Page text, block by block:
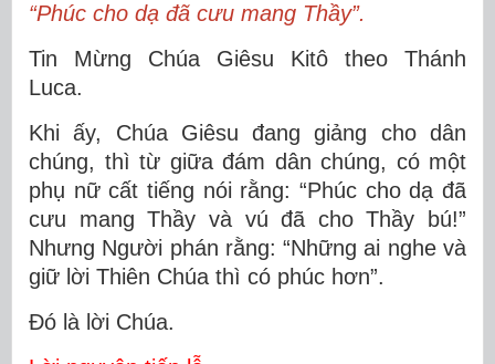
“Phúc cho dạ đã cưu mang Thầy”.
Tin Mừng Chúa Giêsu Kitô theo Thánh
Luca.
Khi ấy, Chúa Giêsu đang giảng cho dân
chúng, thì từ giữa đám dân chúng, có một
phụ nữ cất tiếng nói rằng: “Phúc cho dạ đã
cưu mang Thầy và vú đã cho Thầy bú!”
Nhưng Người phán rằng: “Những ai nghe và
giữ lời Thiên Chúa thì có phúc hơn”.
Ðó là lời Chúa.